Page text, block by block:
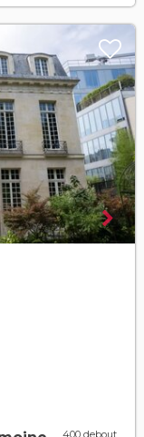
400 debout